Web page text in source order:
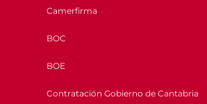
Camerfirma
BOC
BOE
Contratación Gobierno de Cantabria